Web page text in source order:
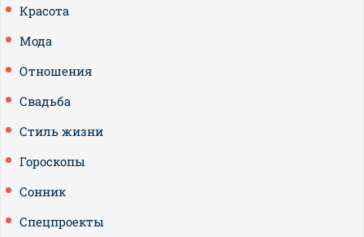
Красота
Мода
Отношения
Свадьба
Стиль жизни
Гороскопы
Сонник
Спецпроекты